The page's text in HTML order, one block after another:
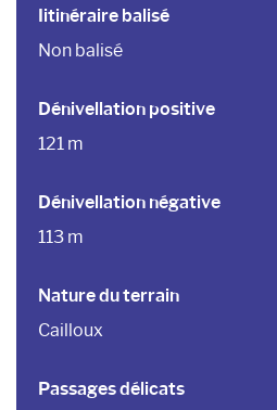
Iitinéraire balisé
Non balisé
Dénivellation positive
121 m
Dénivellation négative
113 m
Nature du terrain
Cailloux
Passages délicats